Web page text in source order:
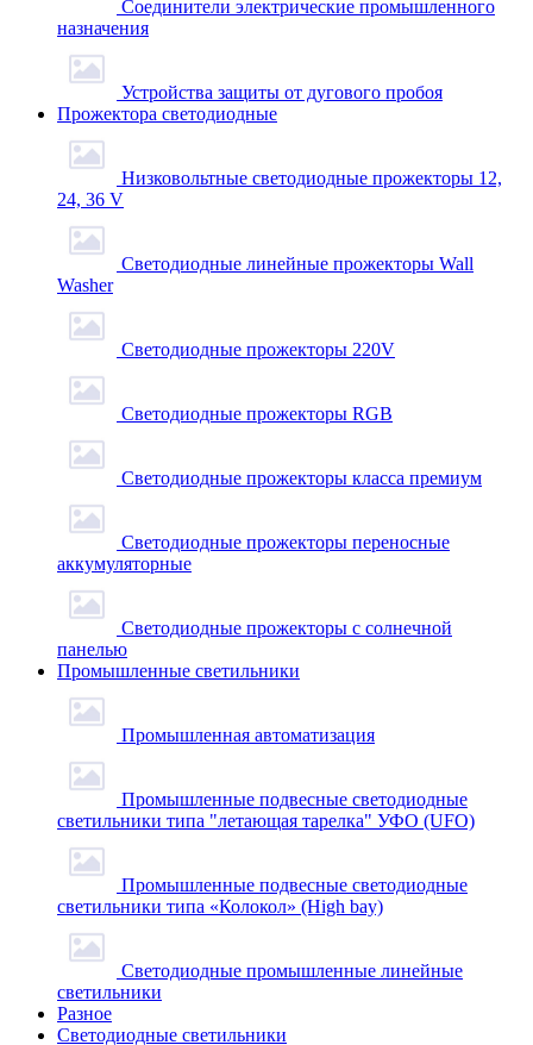
Соединители электрические промышленного
назначения
Устройства защиты от дугового пробоя
Прожектора светодиодные
Низковольтные светодиодные прожекторы 12,
24, 36 V
Светодиодные линейные прожекторы Wall
Washer
Светодиодные прожекторы 220V
Светодиодные прожекторы RGB
Светодиодные прожекторы класса премиум
Светодиодные прожекторы переносные
аккумуляторные
Светодиодные прожекторы с солнечной
панелью
Промышленные светильники
Промышленная автоматизация
Промышленные подвесные cветодиодные
светильники типа "летающая тарелка" УФО (UFO)
Промышленные подвесные cветодиодные
светильники типа «Колокол» (High bay)
Светодиодные промышленные линейные
светильники
Разное
Светодиодные светильники